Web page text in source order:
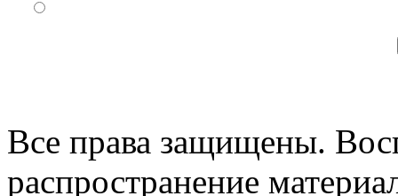
Все права защищены.
распространение